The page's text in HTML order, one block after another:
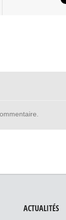
ACTUALITÉS